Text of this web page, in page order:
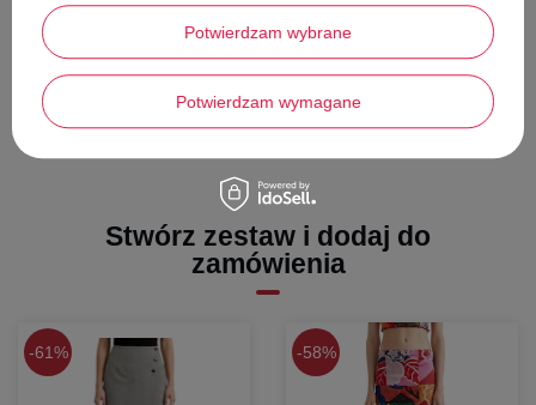
Guma w pasie
Idealne dla pewnych siebie kobiet!
Stwórz zestaw i dodaj do
zamówienia
61% 58%
Potwierdzam wybrane
Potwierdzam wymagane